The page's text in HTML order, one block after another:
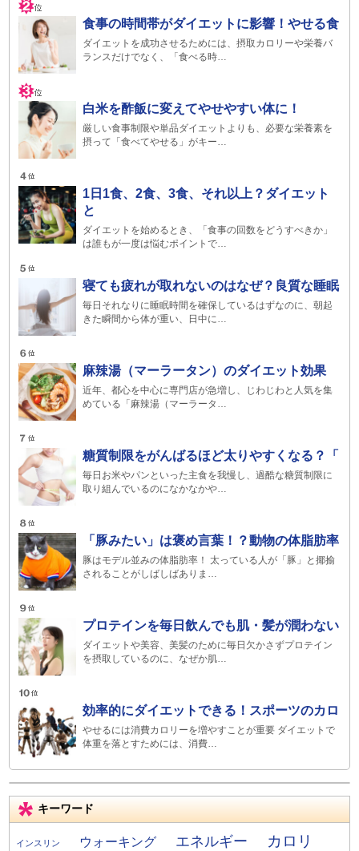
食事の時間帯がダイエットに影響！やせる食
ダイエットを成功させるためには、摂取カロリーや栄養バ
ランスだけでなく、「食べる時…
白米を酢飯に変えてやせやすい体に！
厳しい食事制限や単品ダイエットよりも、必要な栄養素を
摂って「食べてやせる」がキー…
1日1食、2食、3食、それ以上？ダイエット
と
ダイエットを始めるとき、「食事の回数をどうすべきか」
は誰もが一度は悩むポイントで…
寝ても疲れが取れないのはなぜ？良質な睡眠
毎日それなりに睡眠時間を確保しているはずなのに、朝起
きた瞬間から体が重い、日中に…
麻辣湯（マーラータン）のダイエット効果
近年、都心を中心に専門店が急増し、じわじわと人気を集
めている「麻辣湯（マーラータ…
糖質制限をがんばるほど太りやすくなる？「
毎日お米やパンといった主食を我慢し、過酷な糖質制限に
取り組んでいるのになかなかや…
「豚みたい」は褒め言葉！？動物の体脂肪率
豚はモデル並みの体脂肪率！ 太っている人が「豚」と揶揄
されることがしばしばありま…
プロテインを毎日飲んでも肌・髪が潤わない
ダイエットや美容、美髪のために毎日欠かさずプロテイン
を摂取しているのに、なぜか肌…
効率的にダイエットできる！スポーツのカロ
やせるには消費カロリーを増やすことが重要 ダイエットで
体重を落とすためには、消費…
キーワード
インスリン ウォーキング エネルギー
カロリ